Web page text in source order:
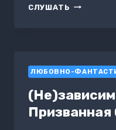
СЛУШАТЬ ЖЕРТВА
ЛЮБОВНО-